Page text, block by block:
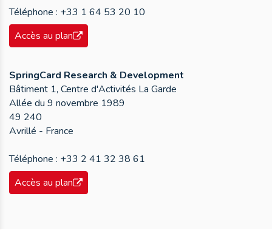
Téléphone : +33 1 64 53 20 10
Accès au plan
SpringCard Research & Development
Bâtiment 1, Centre d'Activités La Garde
Allée du 9 novembre 1989
49 240
Avrillé - France
Téléphone : +33 2 41 32 38 61
Accès au plan